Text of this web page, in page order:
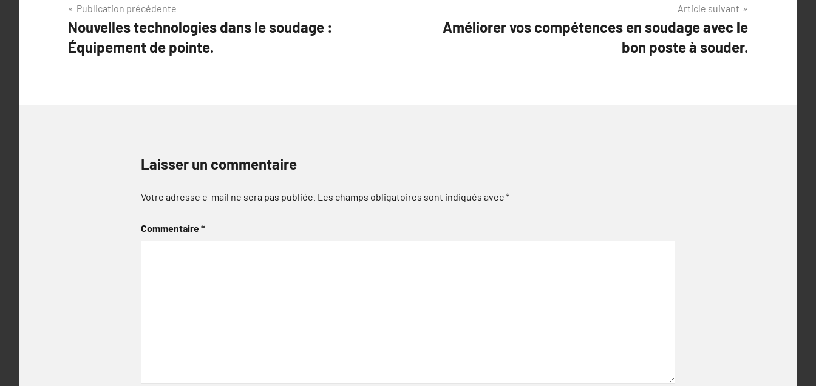
Navigation
de
l’article
Publication précédente
Nouvelles technologies dans le soudage :
Équipement de pointe.
Article suivant
Améliorer vos compétences en soudage avec le
bon poste à souder.
Laisser un commentaire
Votre adresse e-mail ne sera pas publiée. Les champs obligatoires sont indiqués avec*
Commentaire*